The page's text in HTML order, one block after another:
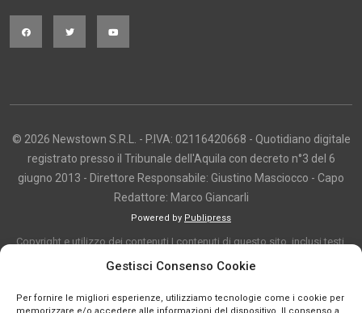
Gestisci Consenso Cookie
Per fornire le migliori esperienze, utilizziamo tecnologie come i cookie per
© 2026 Newstown S.R.L. - P.IVA: 02116420668 - Quotidiano digitale
registrato presso il Tribunale dell'Aquila con decreto n°3 del 6
giugno 2013 - Direttore Responsabile: Giustino Masciocco - Capo
Redattore: Marco Giancarli
Powered by Publipress
Copyright e utilizzo dei contenuti I contenuti di questo sito, inclusi testi,
articoli, immagini, fotografie, video e grafica, sono protetti da copyright e
indicazione. La riproduzione totale o parziale dei contenuti è consentita